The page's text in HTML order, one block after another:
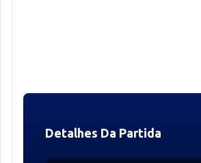
Detalhes Da Partida